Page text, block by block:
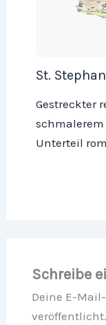
St.
Gestreckter
schmalerem
Unterteil
Schreibe
Deine E-
veröffentlicht.